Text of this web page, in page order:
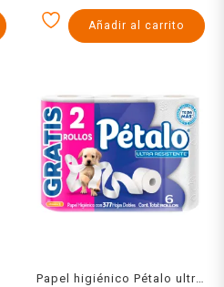
Añadir al carrito
Papel higiénico Pétalo ultra